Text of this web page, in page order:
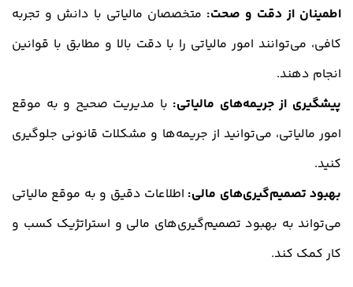
اطمینان از دقت و صحت: متخصصان مالیاتی با دانش و تجربه
کافی، می‌توانند امور مالیاتی را با دقت بالا و مطابق با قوانین
انجام دهند.
پیشگیری از جریمه‌های مالیاتی: با مدیریت صحیح و به موقع
امور مالیاتی، می‌توانید از جریمه‌ها و مشکلات قانونی جلوگیری
کنید.
بهبود تصمیم‌گیری‌های مالی: اطلاعات دقیق و به موقع مالیاتی
می‌تواند به بهبود تصمیم‌گیری‌های مالی و استراتژیک کسب و
کار کمک کند.